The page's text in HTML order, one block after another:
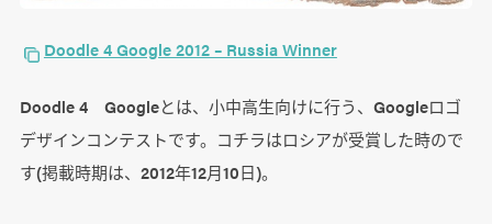
Doodle 4 Google 2012 – Russia Winner
Doodle 4 Googleとは、小中高生向けに行う、Googleロゴ
デザインコンテストです。コチラはロシアが受賞した時ので
す(掲載時期は、2012年12月10日)。